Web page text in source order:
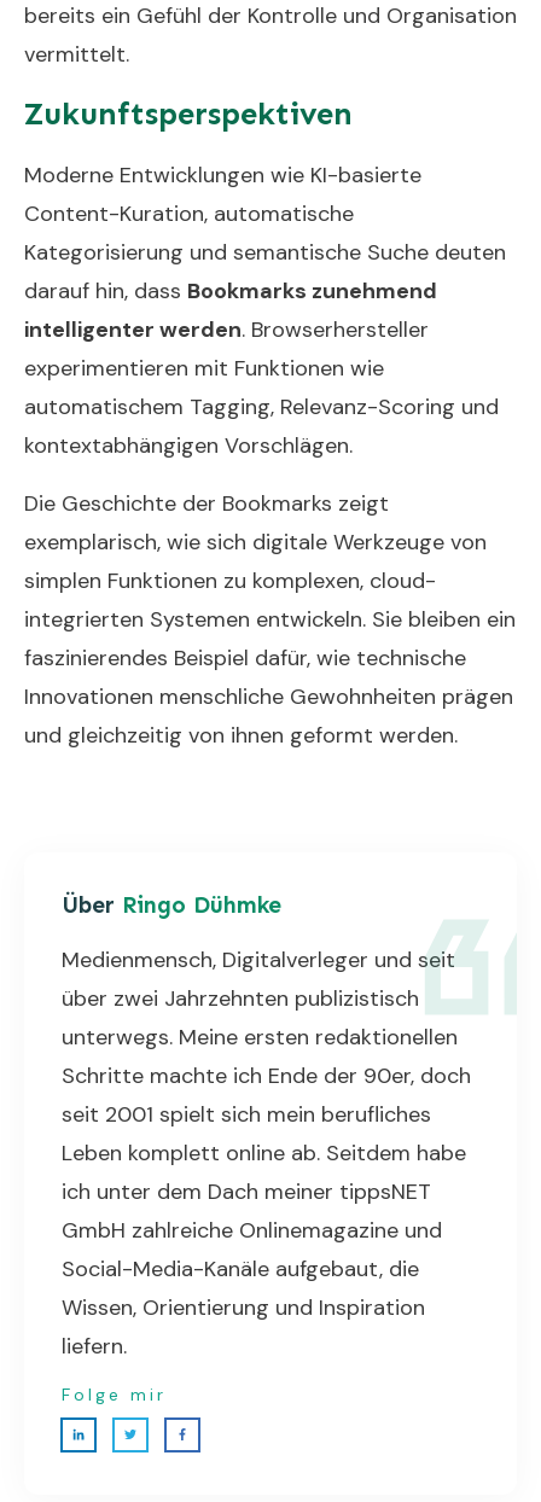
bereits ein Gefühl der Kontrolle und Organisation
vermittelt.
Zukunftsperspektiven
Moderne Entwicklungen wie KI-basierte
Content-Kuration, automatische
Kategorisierung und semantische Suche deuten
darauf hin, dass Bookmarks zunehmend
intelligenter werden. Browserhersteller
experimentieren mit Funktionen wie
automatischem Tagging, Relevanz-Scoring und
kontextabhängigen Vorschlägen.
Die Geschichte der Bookmarks zeigt
exemplarisch, wie sich digitale Werkzeuge von
simplen Funktionen zu komplexen, cloud-
integrierten Systemen entwickeln. Sie bleiben ein
faszinierendes Beispiel dafür, wie technische
Innovationen menschliche Gewohnheiten prägen
und gleichzeitig von ihnen geformt werden.
Über Ringo Dühmke
Medienmensch, Digitalverleger und seit
über zwei Jahrzehnten publizistisch
unterwegs. Meine ersten redaktionellen
Schritte machte ich Ende der 90er, doch
seit 2001 spielt sich mein berufliches
Leben komplett online ab. Seitdem habe
ich unter dem Dach meiner tippsNET
GmbH zahlreiche Onlinemagazine und
Social-Media-Kanäle aufgebaut, die
Wissen, Orientierung und Inspiration
liefern.
Folge mir